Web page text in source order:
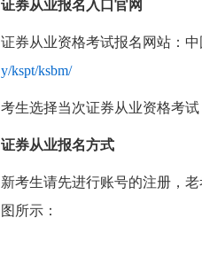
证券从业报名入口官网
证券从业资格考试报名网站：
y/kspt/ksbm/
考生选择当次证券从业资格考试
证券从业报名方式
新考生请先进行账号的注册，
图所示：